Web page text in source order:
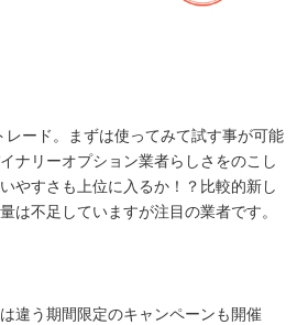
ード。まずは使ってみて試す事が可能
ナリーオプション業者らしさをのこし
やすさも上位に入るか！？比較的新し
は不足していますが注目の業者です。
違う期間限定のキャンペーンも開催